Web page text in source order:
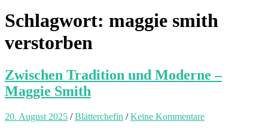
Schlagwort: maggie smith
verstorben
Zwischen Tradition und Moderne –
Maggie Smith
20. August 2025 /Blätterchefin /Keine Kommentare